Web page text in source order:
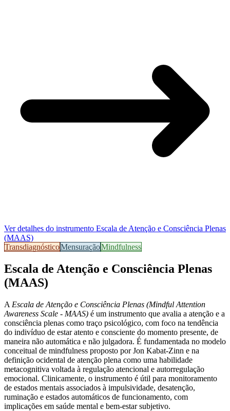
Ver detalhes do instrumento Escala de Atenção e Consciência Plenas
(MAAS)
TransdiagnósticoMensuraçãoMindfulness
Escala de Atenção e Consciência Plenas
(MAAS)
A Escala de Atenção e Consciência Plenas (Mindful Attention
Awareness Scale - MAAS) é um instrumento que avalia a atenção e a
consciência plenas como traço psicológico, com foco na tendência
do indivíduo de estar atento e consciente do momento presente, de
maneira não automática e não julgadora. É fundamentada no modelo
conceitual de mindfulness proposto por Jon Kabat-Zinn e na
definição ocidental de atenção plena como uma habilidade
metacognitiva voltada à regulação atencional e autorregulação
emocional. Clinicamente, o instrumento é útil para monitoramento
de estados mentais associados à impulsividade, desatenção,
ruminação e estados automáticos de funcionamento, com
implicações em saúde mental e bem-estar subjetivo.